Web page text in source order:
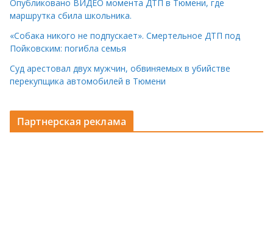
Опубликовано ВИДЕО момента ДТП в Тюмени, где
маршрутка сбила школьника.
«Собака никого не подпускает». Смертельное ДТП под
Пойковским: погибла семья
Суд арестовал двух мужчин, обвиняемых в убийстве
перекупщика автомобилей в Тюмени
Партнерская реклама